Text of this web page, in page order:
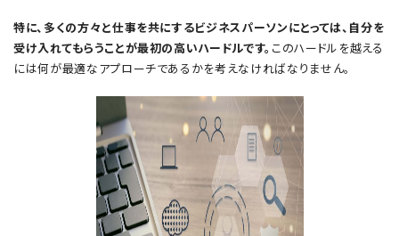
特に、多くの方々と仕事を共にするビジネスパーソンにとっては、自分を
受け入れてもらうことが最初の高いハードルです。 このハードルを越える
には何が最適なアプローチであるかを考えなければなりません。